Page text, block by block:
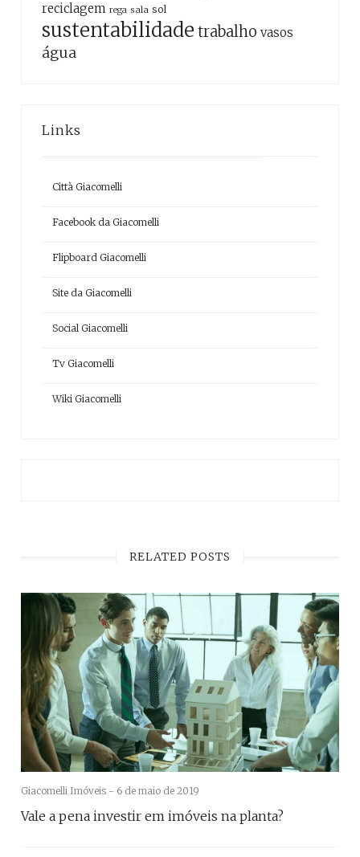
reciclagem rega sala sol
sustentabilidade trabalho vasos
água
Links
Città Giacomelli
Facebook da Giacomelli
Flipboard Giacomelli
Site da Giacomelli
Social Giacomelli
Tv Giacomelli
Wiki Giacomelli
RELATED POSTS
Giacomelli Imóveis - 6 de maio de 2019
Vale a pena investir em imóveis na planta?